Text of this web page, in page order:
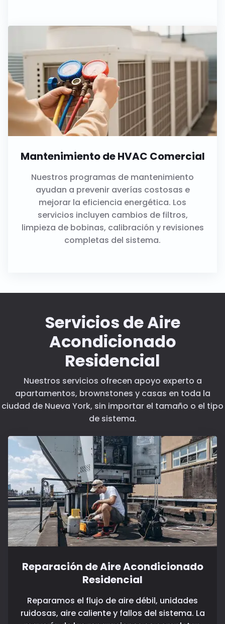
Mantenimiento de HVAC Comercial
Nuestros programas de mantenimiento
ayudan a prevenir averías costosas e
mejorar la eficiencia energética. Los
servicios incluyen cambios de filtros,
limpieza de bobinas, calibración y revisiones
completas del sistema.
Servicios de Aire
Acondicionado
Residencial
Nuestros servicios ofrecen apoyo experto a
apartamentos, brownstones y casas en toda la
ciudad de Nueva York, sin importar el tamaño o el tipo
de sistema.
Reparación de Aire Acondicionado
Residencial
Reparamos el flujo de aire débil, unidades
ruidosas, aire caliente y fallos del sistema. La